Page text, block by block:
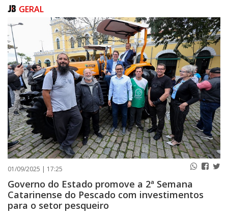
PUBLICAÇÕES LEGAIS
CONTATO
GERAL
01/09/2025 | 17:25
Governo do Estado promove a 2ª Semana
Catarinense do Pescado com investimentos
para o setor pesqueiro